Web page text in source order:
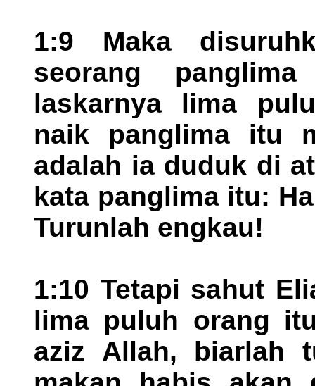
1:9 Maka
seorang
laskarnya lima
naik panglima itu
adalah ia duduk di
kata panglima itu:
Turunlah engkau!
1:10 Tetapi sahut
lima puluh orang
aziz Allah, biarlah